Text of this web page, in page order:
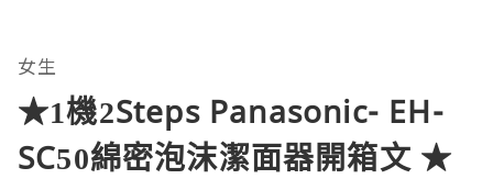
女生
★1機2Steps Panasonic- EH-
SC50綿密泡沫潔面器開箱文 ★